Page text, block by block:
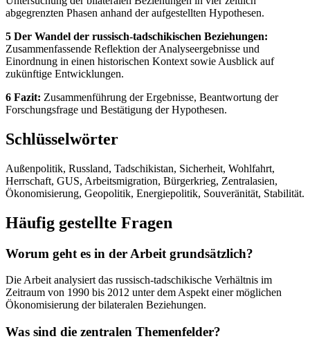
abgegrenzten Phasen anhand der aufgestellten Hypothesen.
5 Der Wandel der russisch-tadschikischen Beziehungen:
Zusammenfassende Reflektion der Analyseergebnisse und
Einordnung in einen historischen Kontext sowie Ausblick auf
zukünftige Entwicklungen.
6 Fazit: Zusammenführung der Ergebnisse, Beantwortung der
Forschungsfrage und Bestätigung der Hypothesen.
Schlüsselwörter
Außenpolitik, Russland, Tadschikistan, Sicherheit, Wohlfahrt,
Herrschaft, GUS, Arbeitsmigration, Bürgerkrieg, Zentralasien,
Ökonomisierung, Geopolitik, Energiepolitik, Souveränität, Stabilität.
Häufig gestellte Fragen
Worum geht es in der Arbeit grundsätzlich?
Die Arbeit analysiert das russisch-tadschikische Verhältnis im
Zeitraum von 1990 bis 2012 unter dem Aspekt einer möglichen
Ökonomisierung der bilateralen Beziehungen.
Was sind die zentralen Themenfelder?